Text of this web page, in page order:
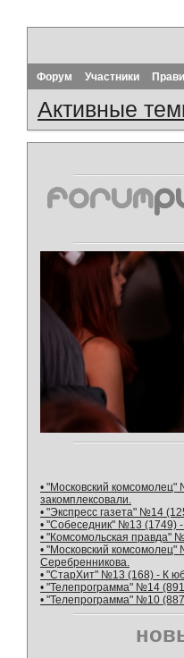
Форум Участники
Активные
• "Московский
закомплексовали.
• "Экспресс газета" №14
• "Собеседник" №13 (1749)
• "Комсомольская правда"
• "Московский
Серебренникова.
• "СтарХит" №13 (168) - К
• "Телепрограмма" №14
• "Телепрограмма" №10